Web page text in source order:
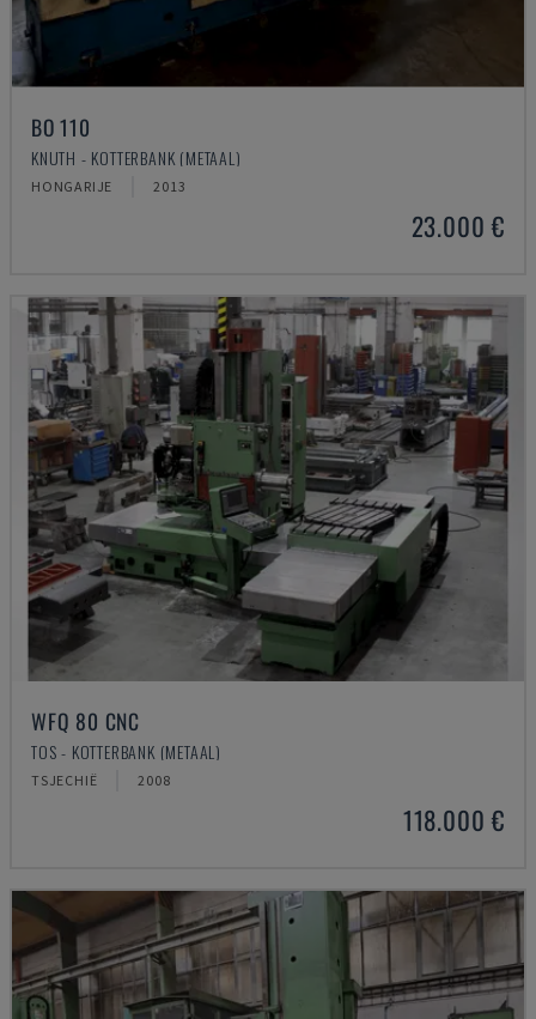
BO 110
KNUTH - KOTTERBANK (METAAL)
HONGARIJE 2013
23.000 €
WFQ 80 CNC
TOS - KOTTERBANK (METAAL)
TSJECHIË 2008
118.000 €